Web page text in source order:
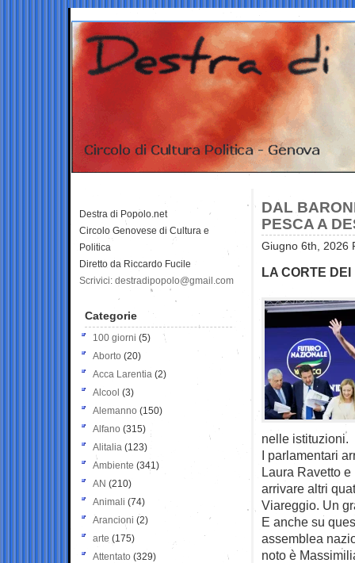
DAL
PESCA A
Giugno 6th, 2026
LA CORTE
nelle istituzioni.
I parlamentari
Laura Ravetto
arrivare altri
Viareggio. Un
E anche su
assemblea
noto è
Destra di Popolo.net
Circolo Genovese di Cultura e
Politica
Diretto da Riccardo Fucile
Scrivici: destradipopolo@gmail.com
Categorie
100 giorni (5)
Aborto (20)
Acca Larentia (2)
Alcool (3)
Alemanno (150)
Alfano (315)
Alitalia (123)
Ambiente (341)
AN (210)
Animali (74)
Arancioni (2)
arte (175)
Attentato (329)